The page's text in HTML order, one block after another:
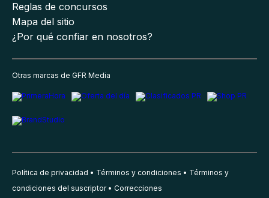
Reglas de concursos
Mapa del sitio
¿Por qué confiar en nosotros?
Otras marcas de GFR Media
Política de privacidad Términos y condiciones
Términos y
condiciones del suscriptor
Correcciones